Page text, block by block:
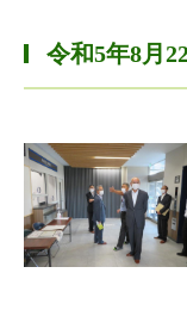
令和5年8月